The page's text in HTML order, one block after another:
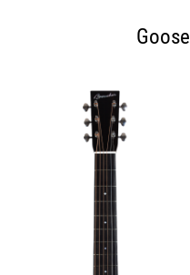
Goose